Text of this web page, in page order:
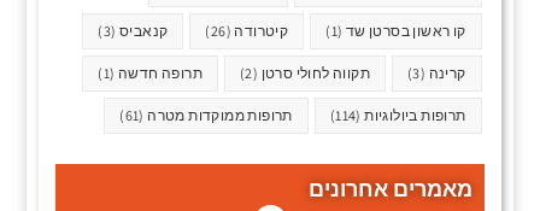
קו ראשון בסרטן שד (1) קיטרודה (26) קנאביס (3)
קרינה (3) תקווה לחולי סרטן (2) תרופה חדשה (1)
תרופות ביולוגיות(114) תרופות ממוקדות מטרה (61)
מאמרים אחרונים